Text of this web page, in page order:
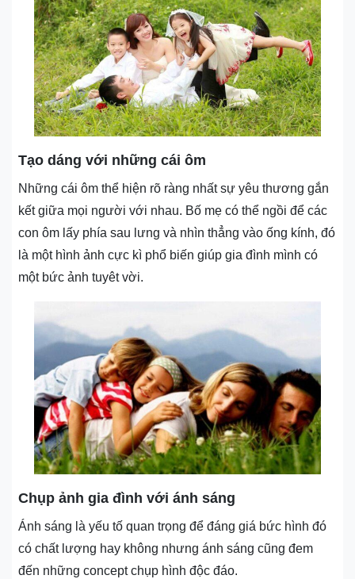
Tạo dáng với những cái ôm
Những cái ôm thể hiện rõ ràng nhất sự yêu thương gắn
kết giữa mọi người với nhau. Bố mẹ có thể ngồi để các
con ôm lấy phía sau lưng và nhìn thẳng vào ống kính, đó
là một hình ảnh cực kì phổ biến giúp gia đình mình có
một bức ảnh tuyêt vời.
Chụp ảnh gia đình với ánh sáng
Ánh sáng là yếu tố quan trọng để đáng giá bức hình đó
có chất lượng hay không nhưng ánh sáng cũng đem
đến những concept chụp hình độc đáo.